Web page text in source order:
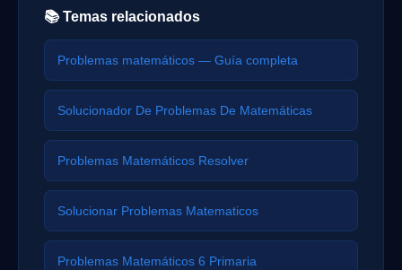
📚 Temas relacionados
Problemas matemáticos — Guía completa
Solucionador De Problemas De Matemáticas
Problemas Matemáticos Resolver
Solucionar Problemas Matematicos
Problemas Matemáticos 6 Primaria